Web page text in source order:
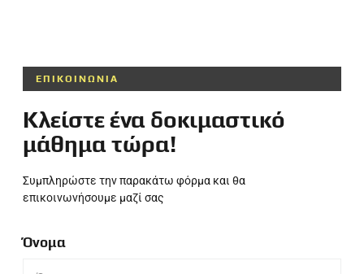
ΕΠΙΚΟΙΝΩΝΙΑ
Κλείστε ένα δοκιμαστικό
μάθημα τώρα!
Συμπληρώστε την παρακάτω φόρμα και θα
επικοινωνήσουμε μαζί σας
Όνομα